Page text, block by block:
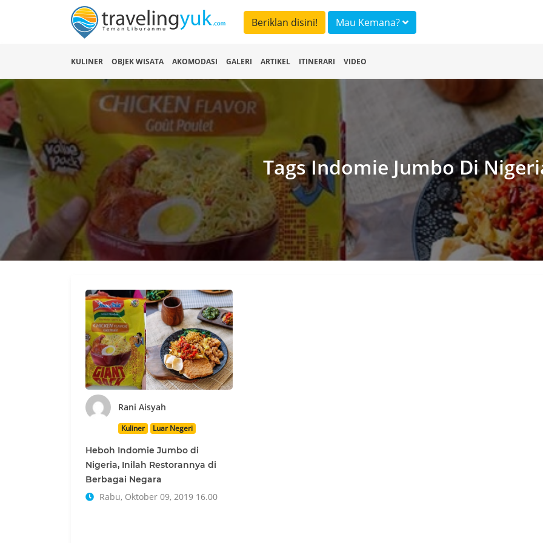
Beriklan disini! Mau Kemana?
KULINER OBJEK WISATA AKOMODASI GALERI ARTIKEL ITINERARI VIDEO
Tags Indomie Jumbo Di
Rani Aisyah
Kuliner Luar Negeri
Heboh Indomie Jumbo di
Nigeria, Inilah Restorannya di
Berbagai Negara
Rabu, Oktober 09, 2019 16.00